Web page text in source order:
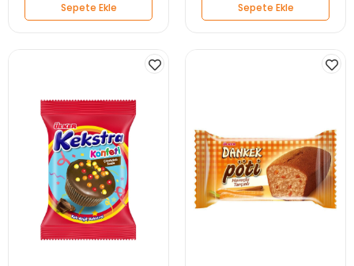
Sepete Ekle Sepete Ekle